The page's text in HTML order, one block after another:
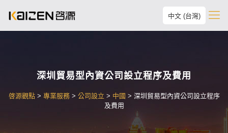
中文 (台灣)
深圳貿易型內資公司設立程序及費用
啓源觀點> 專業服務> 公司設立 > 中國 > 深圳貿易型內資公司設立程序
及費用